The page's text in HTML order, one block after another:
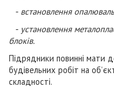
- встановлення
- установлення
блоків.
Підрядники повинні мати
будівельних робіт на
складності.